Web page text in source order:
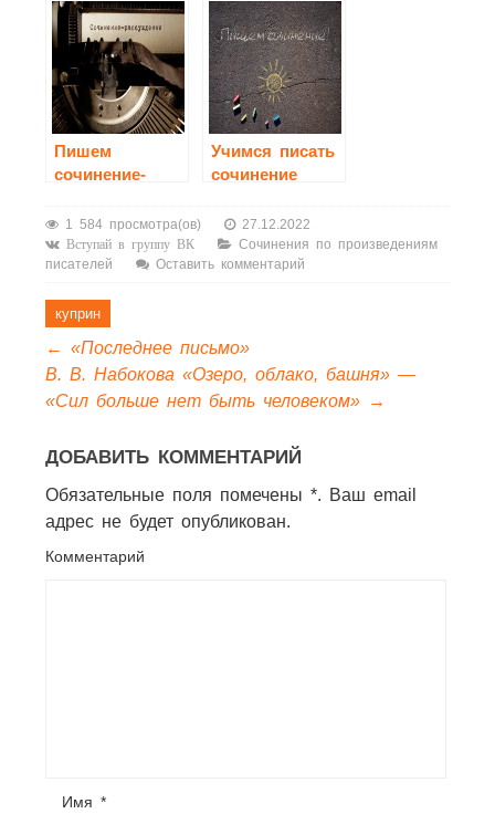
класс
Пишем
сочинение-
Учимся писать
сочинение
1 584 просмотра(ов) 27.12.2022
Вступай в группу ВК
Сочинения по произведениям
писателей
Оставить комментарий
куприн
← «Последнее письмо»
В. В. Набокова «Озеро, облако, башня» —
«Сил больше нет быть человеком» →
ДОБАВИТЬ КОММЕНТАРИЙ
Обязательные поля помечены *. Ваш email
адрес не будет опубликован.
Комментарий
Имя *